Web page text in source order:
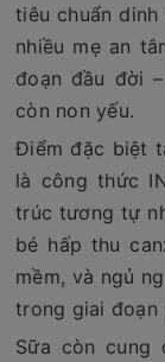
tiêu chuẩn
nhiều mẹ an
đoạn đầu đời
còn non yếu.
Điểm đặc biệt
là công thức
trúc tương tự
bé hấp thu
mềm, và ngủ
trong giai đoạn
Sữa còn cung